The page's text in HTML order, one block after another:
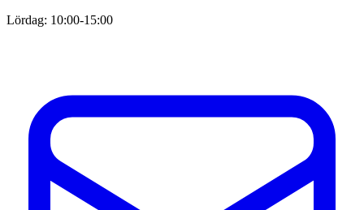
Lördag: 10:00-15:00